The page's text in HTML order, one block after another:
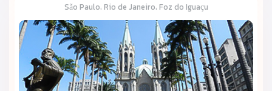
São Paulo، Rio de Janeiro، Foz do Iguaçu